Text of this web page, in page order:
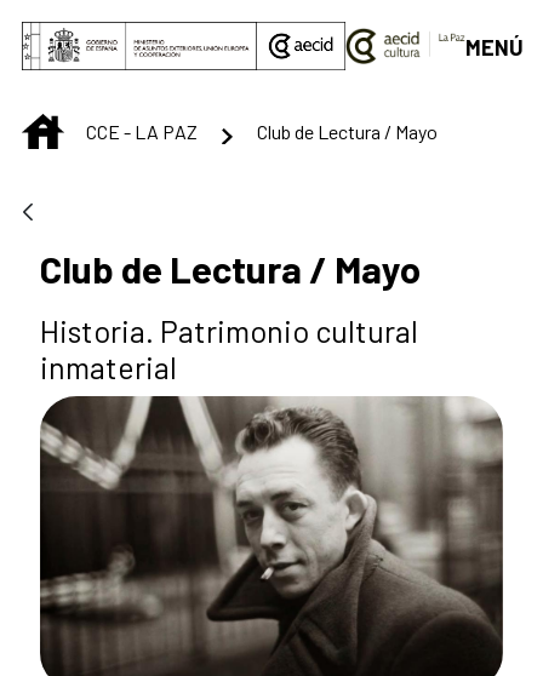
Saltar al contenido principal
MENÚ
INICIOCCE - LA PAZ Club de Lectura / Mayo
Club de Lectura / Mayo
Historia. Patrimonio cultural
inmaterial